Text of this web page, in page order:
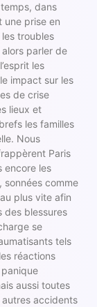
dans
une prise en
troubles
parler de
les
impact sur les
de crise
lieux et
les familles
Nous
Paris
encore les
sonnées comme
plus vite afin
des blessures
se
tels
réactions
aussi toutes
autres accidents